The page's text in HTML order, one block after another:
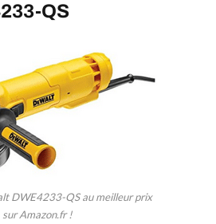
QS
DWE4233-QS au meilleur prix
sur Amazon.fr !